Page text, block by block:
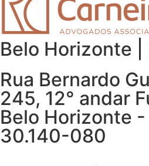
Belo Horizonte |
Rua Bernardo
245, 12° andar
Belo Horizonte
30.140-080